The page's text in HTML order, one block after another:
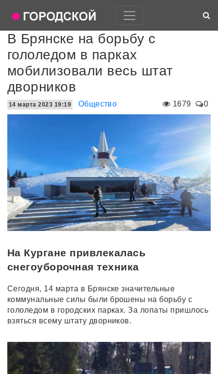
В Брянске на борьбу с
гололедом в парках
мобилизовали весь штат
дворников
1679 0
14 марта 2023 19:19 Общество
На Кургане привлекалась
снегоуборочная техника
Сегодня, 14 марта в Брянске значительные
коммунальные силы были брошены на борьбу с
гололедом в городских парках. За лопаты пришлось
взяться всему штату дворников.